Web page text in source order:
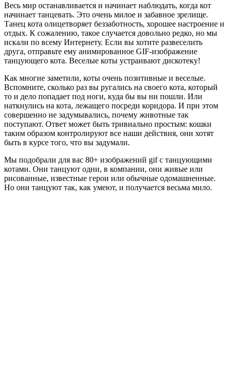
Весь мир останавливается и начинает наблюдать, когда кот
начинает танцевать. Это очень милое и забавное зрелище.
Танец кота олицетворяет беззаботность, хорошее настроение и
отдых. К сожалению, такое случается довольно редко, но мы
искали по всему Интернету. Если вы хотите развеселить
друга, отправьте ему анимированное GIF-изображение
танцующего кота. Веселые коты устраивают дискотеку!
Как многие заметили, коты очень позитивные и веселые.
Вспомните, сколько раз вы ругались на своего кота, который
то и дело попадает под ноги, куда бы вы ни пошли. Или
наткнулись на кота, лежащего посреди коридора. И при этом
совершенно не задумывались, почему животные так
поступают. Ответ может быть тривиально простым: кошки
таким образом контролируют все наши действия, они хотят
быть в курсе того, что вы задумали.
Мы подобрали для вас 80+ изображений gif с танцующими
котами. Они танцуют одни, в компании, они живые или
рисованные, известные герои или обычные одомашненные.
Но они танцуют так, как умеют, и получается весьма мило.